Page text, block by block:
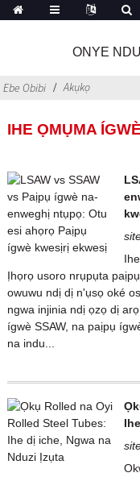
ONYE
Ebe Obibi Akụkọ
IHE ỌMỤMA ÍGWÈ
Ịhọrọ usoro nrụpụta
owuwu ndị dị n'ụsọ oké
ngwa injinia ndị ọzọ dị
ígwè SSAW, na paịpụ
na indu...